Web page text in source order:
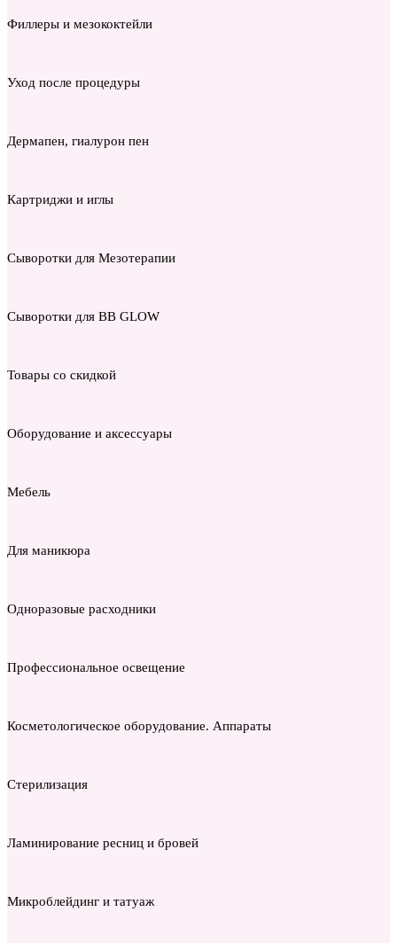
Филлеры и мезококтейли
Уход после процедуры
Дермапен, гиалурон пен
Картриджи и иглы
Сыворотки для Мезотерапии
Сыворотки для BB GLOW
Товары со скидкой
Оборудование и аксессуары
Мебель
Для маникюра
Одноразовые расходники
Профессиональное освещение
Косметологическое оборудование. Аппараты
Стерилизация
Ламинирование ресниц и бровей
Микроблейдинг и татуаж